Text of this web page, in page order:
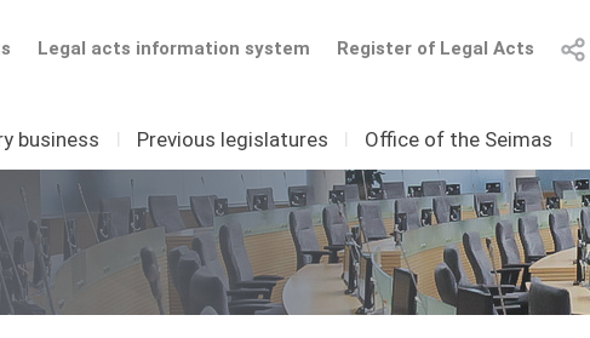
Register of Legal Acts
Legal acts information system
business I Previous legislatures I Office of the Seimas I